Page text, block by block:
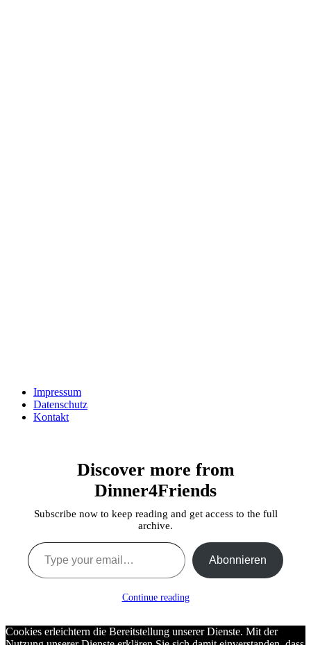
Impressum
Datenschutz
Kontakt
Discover more from
Dinner4Friends
Subscribe now to keep reading and get access to the full
archive.
Type your email…
Abonnieren
Continue reading
Cookies erleichtern die Bereitstellung unserer Dienste. Mit der